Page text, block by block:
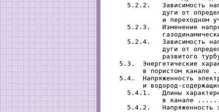
5.2.2.   Зависимость
дуги от
и переходном
5.2.3.   Изменение
5.2.4.   Зависимость
дуги от
развитого
5.3.  Энергетические
в пористом канале
5.4.  Напряженность
и водород-
5.4.1.   Длины
в канале
5.4.2.   Напряженность